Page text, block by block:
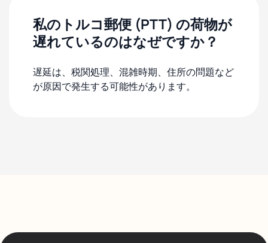
私のトルコ郵便 (PTT) の荷物が
遅れているのはなぜですか？
遅延は、税関処理、混雑時期、住所の問題など
が原因で発生する可能性があります。